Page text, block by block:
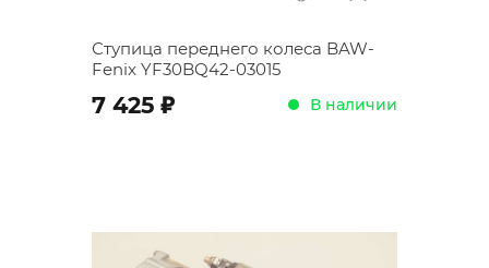
Ступица переднего колеса BAW-
Fenix YF30BQ42-03015
7 425 ; В наличии